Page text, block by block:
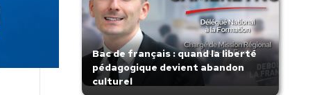
Bac de français : quand la liberté
pédagogique devient abandon
culturel